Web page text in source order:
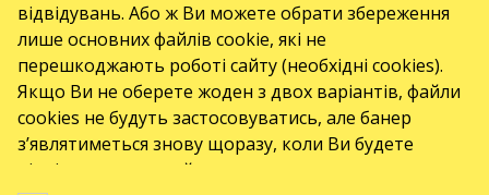
відвідувань. Або ж Ви можете обрати збереження
лише основних файлів cookie, які не
перешкоджають роботі сайту (необхідні cookies).
Якщо Ви не оберете жоден з двох варіантів, файли
cookies не будуть застосовуватись, але банер
з’являтиметься знову щоразу, коли Ви будете
відвідувати наш сайт.
Toto jsou internetové stránky společnosti GO2SHOW.CZ s.r.o., Praha, IČO:
22585010, se sídlem Chotěšovská 680/1
190 00 Praha - Letňany, zapsané v obchodním rejstříku vedeném Městským
soudem v Praze, oddíl C, vložka 418867.
ПОДІЇ
Koncerty
Театри